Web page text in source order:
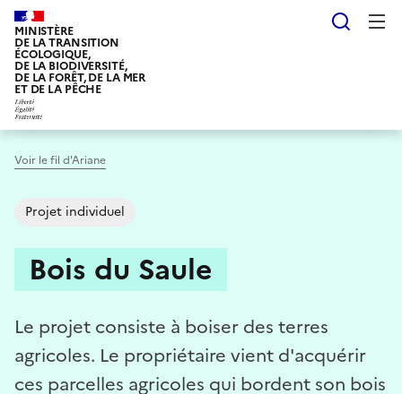
Aller
au
contenu
principal
MINISTÈRE
DE LA TRANSITION
ÉCOLOGIQUE,
DE LA BIODIVERSITÉ,
DE LA FORÊT, DE LA MER
ET DE LA PÊCHE
Voir le fil d'Ariane
Projet individuel
Bois du Saule
Le projet consiste à boiser des terres
agricoles. Le propriétaire vient d'acquérir
ces parcelles agricoles qui bordent son bois